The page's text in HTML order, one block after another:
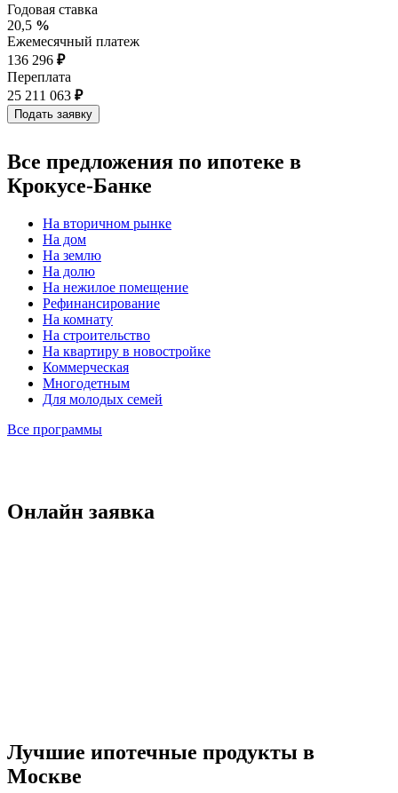
Годовая ставка
20,5 %
Ежемесячный платеж
136 296 ₽
Переплата
25 211 063 ₽
Все предложения по ипотеке в
Крокусе-Банке
На вторичном рынке
На дом
На землю
На долю
На нежилое помещение
Рефинансирование
На комнату
На строительство
На квартиру в новостройке
Коммерческая
Многодетным
Для молодых семей
Все программы
Онлайн заявка
Лучшие ипотечные продукты в
Москве